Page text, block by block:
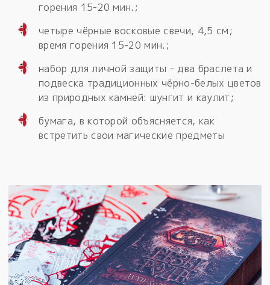
горения 15-20 мин.;
четыре чёрные восковые свечи, 4,5 см;
время горения 15-20 мин.;
набор для личной защиты - два браслета и
подвеска традиционных чёрно-белых цветов
из природных камней: шунгит и каулит;
бумага, в которой объясняется, как
встретить свои магические предметы